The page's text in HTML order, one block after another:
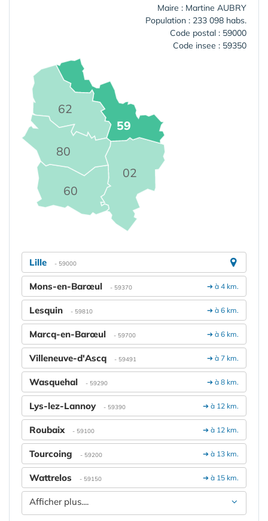
Maire : Martine AUBRY
Population : 233 098 habs.
Code postal : 59000
Code insee : 59350
02
59
60
62
80
Lille - 59000
➔ à 4 km.
Mons-en-Barœul - 59370
➔ à 6 km.
Lesquin - 59810
➔ à 6 km.
Marcq-en-Barœul - 59700
➔ à 7 km.
Villeneuve-d'Ascq - 59491
➔ à 8 km.
Wasquehal - 59290
➔ à 12 km.
Lys-lez-Lannoy - 59390
➔ à 12 km.
Roubaix - 59100
➔ à 13 km.
Tourcoing - 59200
➔ à 15 km.
Wattrelos - 59150
Afficher plus....